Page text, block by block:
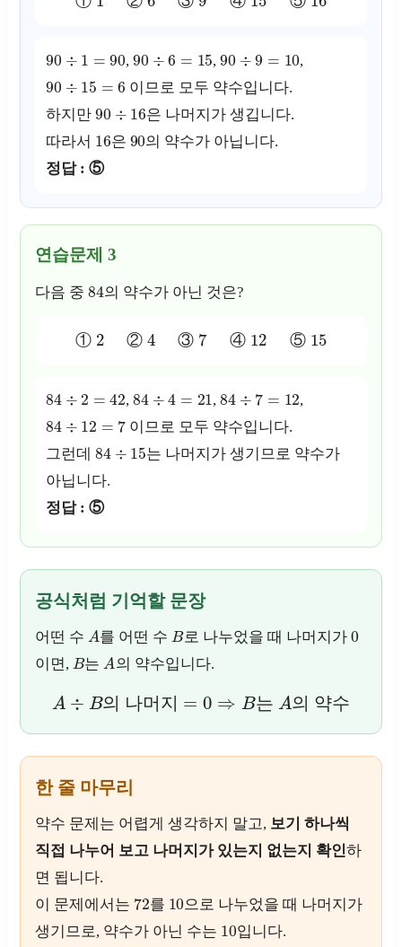
90 1 = ,90 ÷6 = ,90 ÷9 = ,
90 15 =
이므로 모두 약수입니다.
하지만 90 16
은 나머지가 생깁니다.
따라서 16은 90의 약수가 아닙니다.
정답 : ⑤
연습문제 3
다음 중 84의 약수가 아닌 것은?
① 2 ②4 ③ 7 ④ 12 ⑤ 15
84 2 = ,84 ÷4 = ,84 ÷7 =12 ,
84 12 =
이므로 모두 약수입니다.
그런데 84 15
는 나머지가 생기므로 약수가
아닙니다.
정답 : ⑤
공식처럼 기억할 문장
어떤 수 A를 어떤 수B로 나누었을 때 나머지가 0
이면, B는 A 의 약수입니다.
A 의 나머지 ⇒ 는 A의 약수
한 줄 마무리
약수 문제는 어렵게 생각하지 말고, 보기 하나씩
직접 나누어 보고 나머지가 있는지 없는지 확인하
면 됩니다.
이 문제에서는 72를 10으로 나누었을 때 나머지가
생기므로, 약수가 아닌 수는 10입니다.